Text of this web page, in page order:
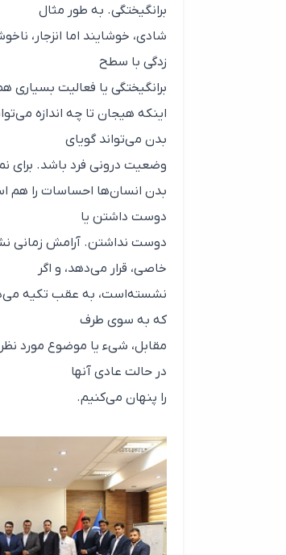
برانگیختگی. به طور مثال
شادی، خوشایند اما انزجار،
زدگی با سطح
برانگیختگی یا فعالیت بسیاری
اینکه هیجان تا چه اندازه
بدن می‌تواند گویای
وضعیت درونی فرد باشد. برای
بدن انسان‌ها احساسات را هم
دوست داشتن یا
دوست نداشتن. آرامش زمانی
خاصی، قرار می‌دهد، و اگر
نشسته‌است، به عقب تکیه
که به سوی طرف
مقابل، شیء یا موضوع مورد
در حالت عادی آنها
را پنهان می‌کنیم.